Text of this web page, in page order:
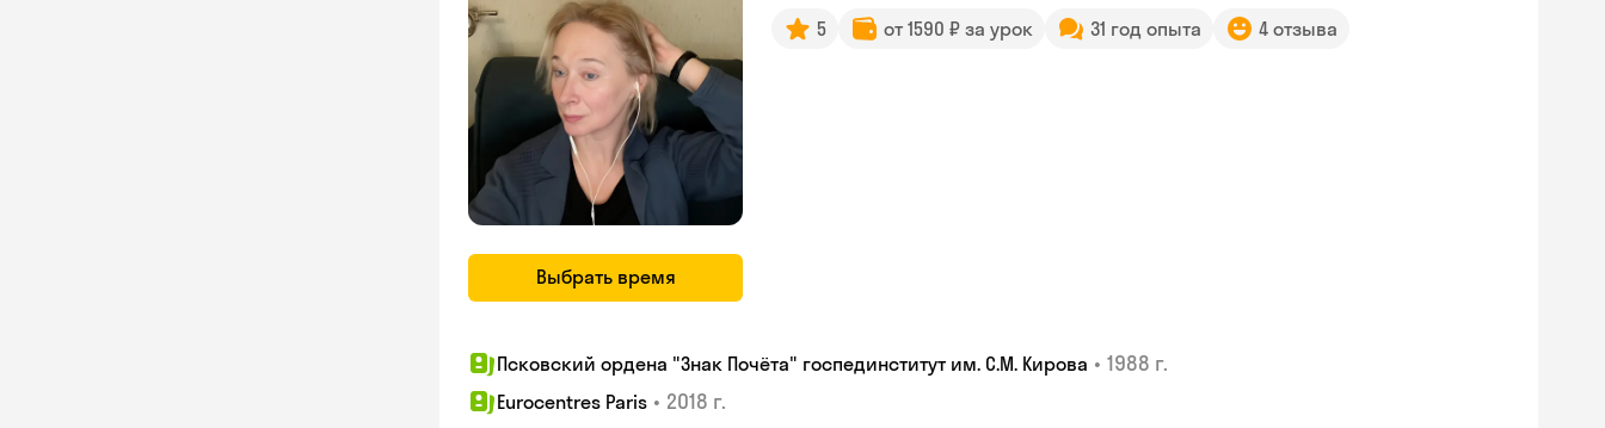
Выбрать время
5 от 1590 ₽ за урок 31 год опыта 4 отзыва
Псковский ордена "Знак Почёта" госпединститут им. С.М. Кирова • 1988 г.
Eurocentres Paris • 2018 г.